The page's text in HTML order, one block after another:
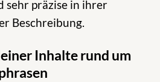
sehr präzise in ihrer
Beschreibung.
Inhalte rund um